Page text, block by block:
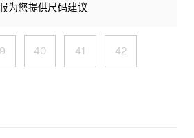
为您提供尺码建议
40 41 42